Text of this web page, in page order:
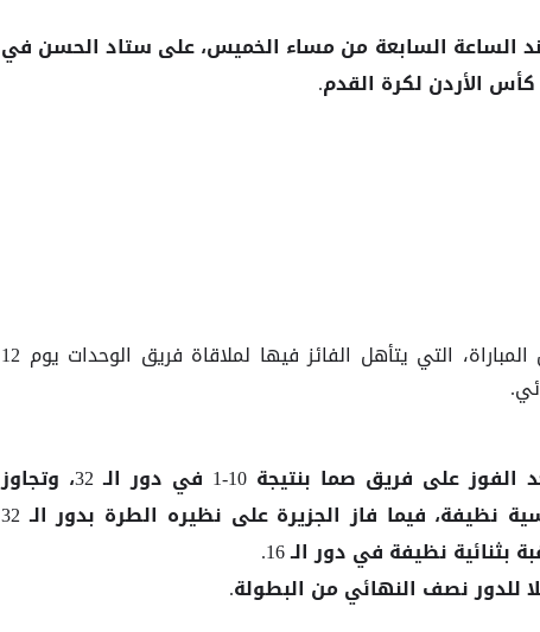
الساعة السابعة من مساء الخميس، على ستاد الحسن في
كأس الأردن لكرة القدم.
وأنهى الفريقان تحضيراتهما لخوض المباراة، التي يتأهل الفائز فيها لملاقاة فريق الوحدات يوم 12
لربع النهائي بعد الفوز على فريق صما بنتيجة 10-1 في دور الـ 32، وتجاوز
نظيفة، فيما فازالجزيرة
على نظيره الطرة بدور الـ 32
للدور نصف النهائي من البطولة.